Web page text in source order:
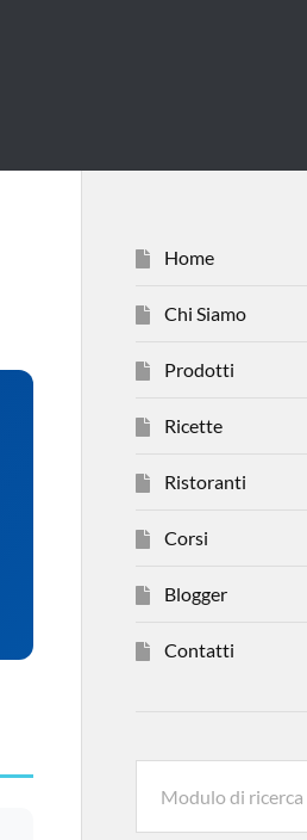
Home
Chi Siamo
Prodotti
Ricette
Ristoranti
Corsi
Blogger
Contatti